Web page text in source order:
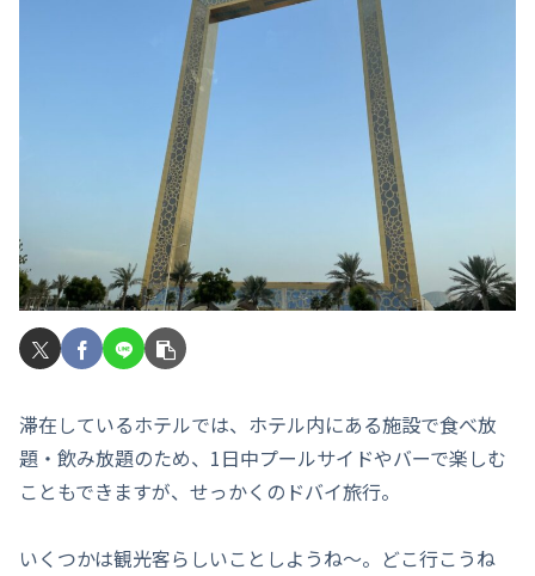
滞在しているホテルでは、ホテル内にある施設で食べ放
題・飲み放題のため、1日中プールサイドやバーで楽しむ
こともできますが、せっかくのドバイ旅行。
いくつかは観光客らしいことしようね～。どこ行こうね